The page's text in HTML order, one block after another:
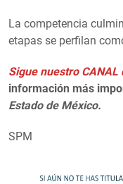
La competencia
etapas se perfilan
Sigue nuestro CANAL
información más
Estado de México.
SPM